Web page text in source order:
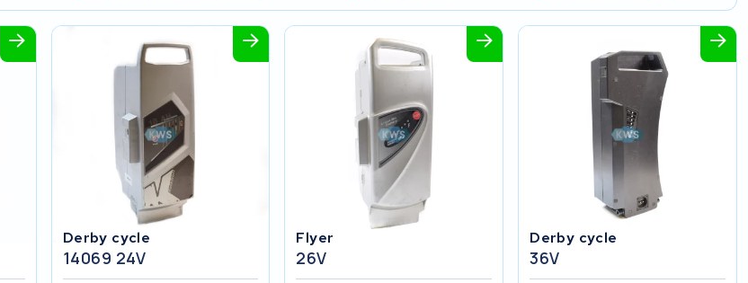
Derby cycle
14069 24V
Flyer
26V
Derby cycle
36V